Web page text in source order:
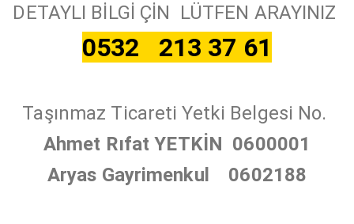
DETAYLI BİLGİ ÇİN LÜTFEN ARAYINIZ
0532 213 37 61
Taşınmaz Ticareti Yetki Belgesi No.
Ahmet Rıfat YETKİN 0600001
Aryas Gayrimenkul 0602188